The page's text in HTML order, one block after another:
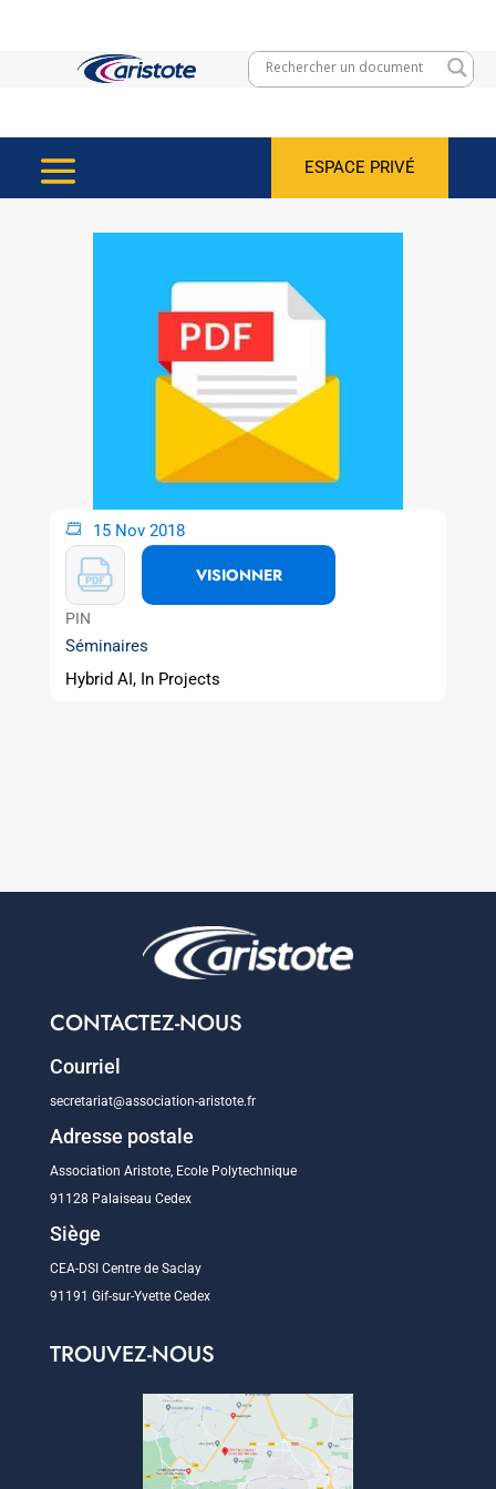
ESPACE PRIVÉ
15 Nov 2018
VISIONNER
PIN
Séminaires
Hybrid AI, In Projects
CONTACTEZ-NOUS
Courriel
secretariat@association-aristote.fr
Adresse postale
Association Aristote, Ecole Polytechnique
91128 Palaiseau Cedex
Siège
CEA-DSI Centre de Saclay
91191 Gif-sur-Yvette Cedex
TROUVEZ-NOUS